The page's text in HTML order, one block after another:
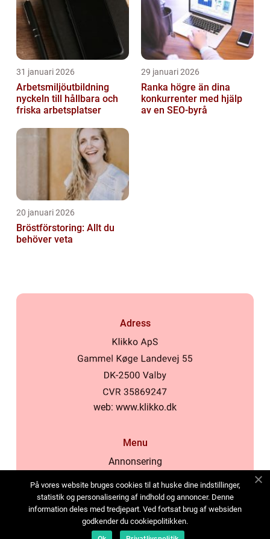
31 januari 2026
Arbetsmiljöutbildning
nyckeln till hållbara och
friska arbetsplatser
29 januari 2026
Ranka högre än dina
konkurrenter med hjälp
av en SEO-byrå
20 januari 2026
Bröstförstoring: Allt du
behöver veta
Adress
web: www.klikko.dk
Menu
Annonsering
Cookies
Kontakta oss
Sitemap
På vores website bruges cookies til at huske dine indstillinger,
statistik og personalisering af indhold og annoncer. Denne
information deles med tredjepart. Ved fortsat brug af websiden
godkender du cookiepolitikken.